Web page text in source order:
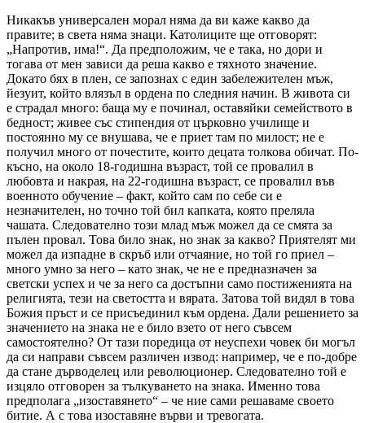
Никакъв универсален морал няма да ви каже какво да
правите; в света няма знаци. Католиците ще отговорят:
„Напротив, има!“. Да предположим, че е така, но дори и
тогава от мен зависи да реша какво е тяхното значение.
Докато бях в плен, се запознах с един забележителен мъж,
йезуит, който влязъл в ордена по следния начин. В живота си
е страдал много: баща му е починал, оставяйки семейството в
бедност; живее със стипендия от църковно училище и
постоянно му се внушава, че е приет там по милост; не е
получил много от почестите, които децата толкова обичат. По-
късно, на около 18-годишна възраст, той се провалил в
любовта и накрая, на 22-годишна възраст, се провалил във
военното обучение – факт, който сам по себе си е
незначителен, но точно той бил капката, която преляла
чашата. Следователно този млад мъж можел да се смята за
пълен провал. Това било знак, но знак за какво? Приятелят ми
можел да изпадне в скръб или отчаяние, но той го приел –
много умно за него – като знак, че не е предназначен за
светски успех и че за него са достъпни само постиженията на
религията, тези на светостта и вярата. Затова той видял в това
Божия пръст и се присъединил към ордена. Дали решението за
значението на знака не е било взето от него съвсем
самостоятелно? От тази поредица от неуспехи човек би могъл
да си направи съвсем различен извод: например, че е по-добре
да стане дърводелец или революционер. Следователно той е
изцяло отговорен за тълкуването на знака. Именно това
предполага „изоставянето“ – че ние сами решаваме своето
битие. А с това изоставяне върви и тревогата.